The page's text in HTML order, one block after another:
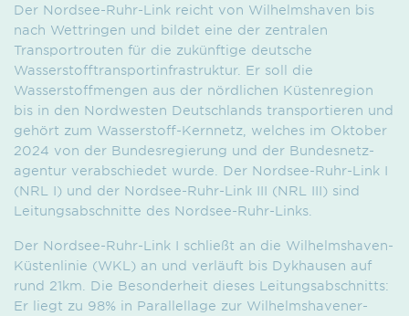
Der Nordsee-Ruhr-Link reicht von Wilhelmshaven bis
nach Wettringen und bildet eine der zentralen
Transportrouten für die zukünftige deutsche
Wasserstofftransportinfrastruktur. Er soll die
Wasserstoff­mengen aus der nördlichen Küstenregion
bis in den Nordwesten Deutschlands transportieren und
gehört zum Wasserstoff-Kernnetz, welches im Oktober
2024 von der Bundesregierung und der Bundesnetz­
agentur verabschiedet wurde. Der Nordsee-Ruhr-Link I
(NRL I) und der Nordsee-Ruhr-Link III (NRL III) sind
Leitungsabschnitte des Nordsee-Ruhr-Links.
Der Nordsee-Ruhr-Link I schließt an die Wilhelmshaven-
Küstenlinie (WKL) an und verläuft bis Dykhausen auf
rund 21km. Die Besonderheit dieses Leitungsabschnitts:
Er liegt zu 98% in Parallellage zur Wilhelms­havener-